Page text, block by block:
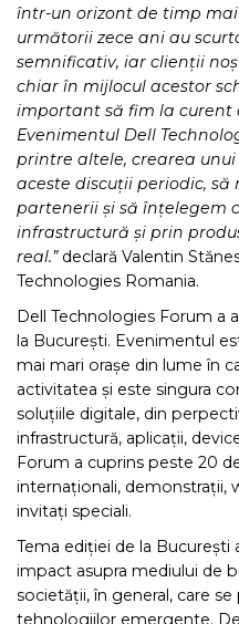
într-un orizont de timp
următorii zece ani au
semnificativ, iar clienții
chiar în mijlocul acestor
important să fim la curent
Evenimentul Dell
printre altele, crearea
aceste discuții periodic,
partenerii și să înțelegem
infrastructură și prin
real.” declară Valentin
Technologies Romania.
Dell Technologies Forum a
la București. Evenimentul
mai mari orașe din lume în
activitatea și este singura
soluțiile digitale, din
infrastructură, aplicații,
Forum a cuprins peste 20
internaționali, demonstrații,
invitați speciali.
Tema ediției de la
impact asupra mediului de
societății, în general, care
tehnologiilor emergente.